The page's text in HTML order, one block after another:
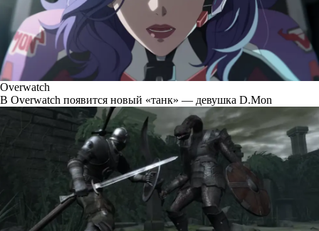
Overwatch
В Overwatch появится новый «танк» — девушка D.Mon